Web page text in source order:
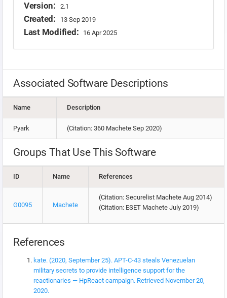
Version: 2.1
Created: 13 Sep 2019
Last Modified: 16 Apr 2025
Associated Software Descriptions
Name Description
Pyark (Citation: 360 Machete Sep 2020)
Groups That Use This Software
ID Name References
G0095 Machete
(Citation: Securelist Machete Aug 2014)
(Citation: ESET Machete July 2019)
References
kate. (2020, September 25). APT-C-43 steals Venezuelan
military secrets to provide intelligence support for the
reactionaries — HpReact campaign. Retrieved November 20,
2020.